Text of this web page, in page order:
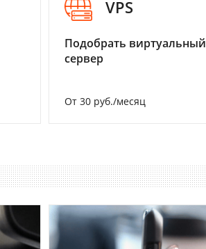
VPS
Подобрать виртуальный
сервер
От 30 руб./месяц